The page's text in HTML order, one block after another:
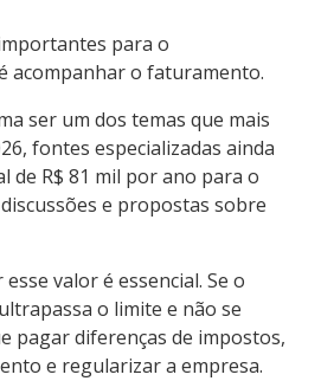
para o
acompanhar o faturamento.
ser um dos temas que mais
fontes especializadas ainda
de R$ 81 mil por ano para o
e propostas sobre
valor é essencial. Se o
o limite e não se
pagar diferenças de impostos,
e regularizar a empresa.